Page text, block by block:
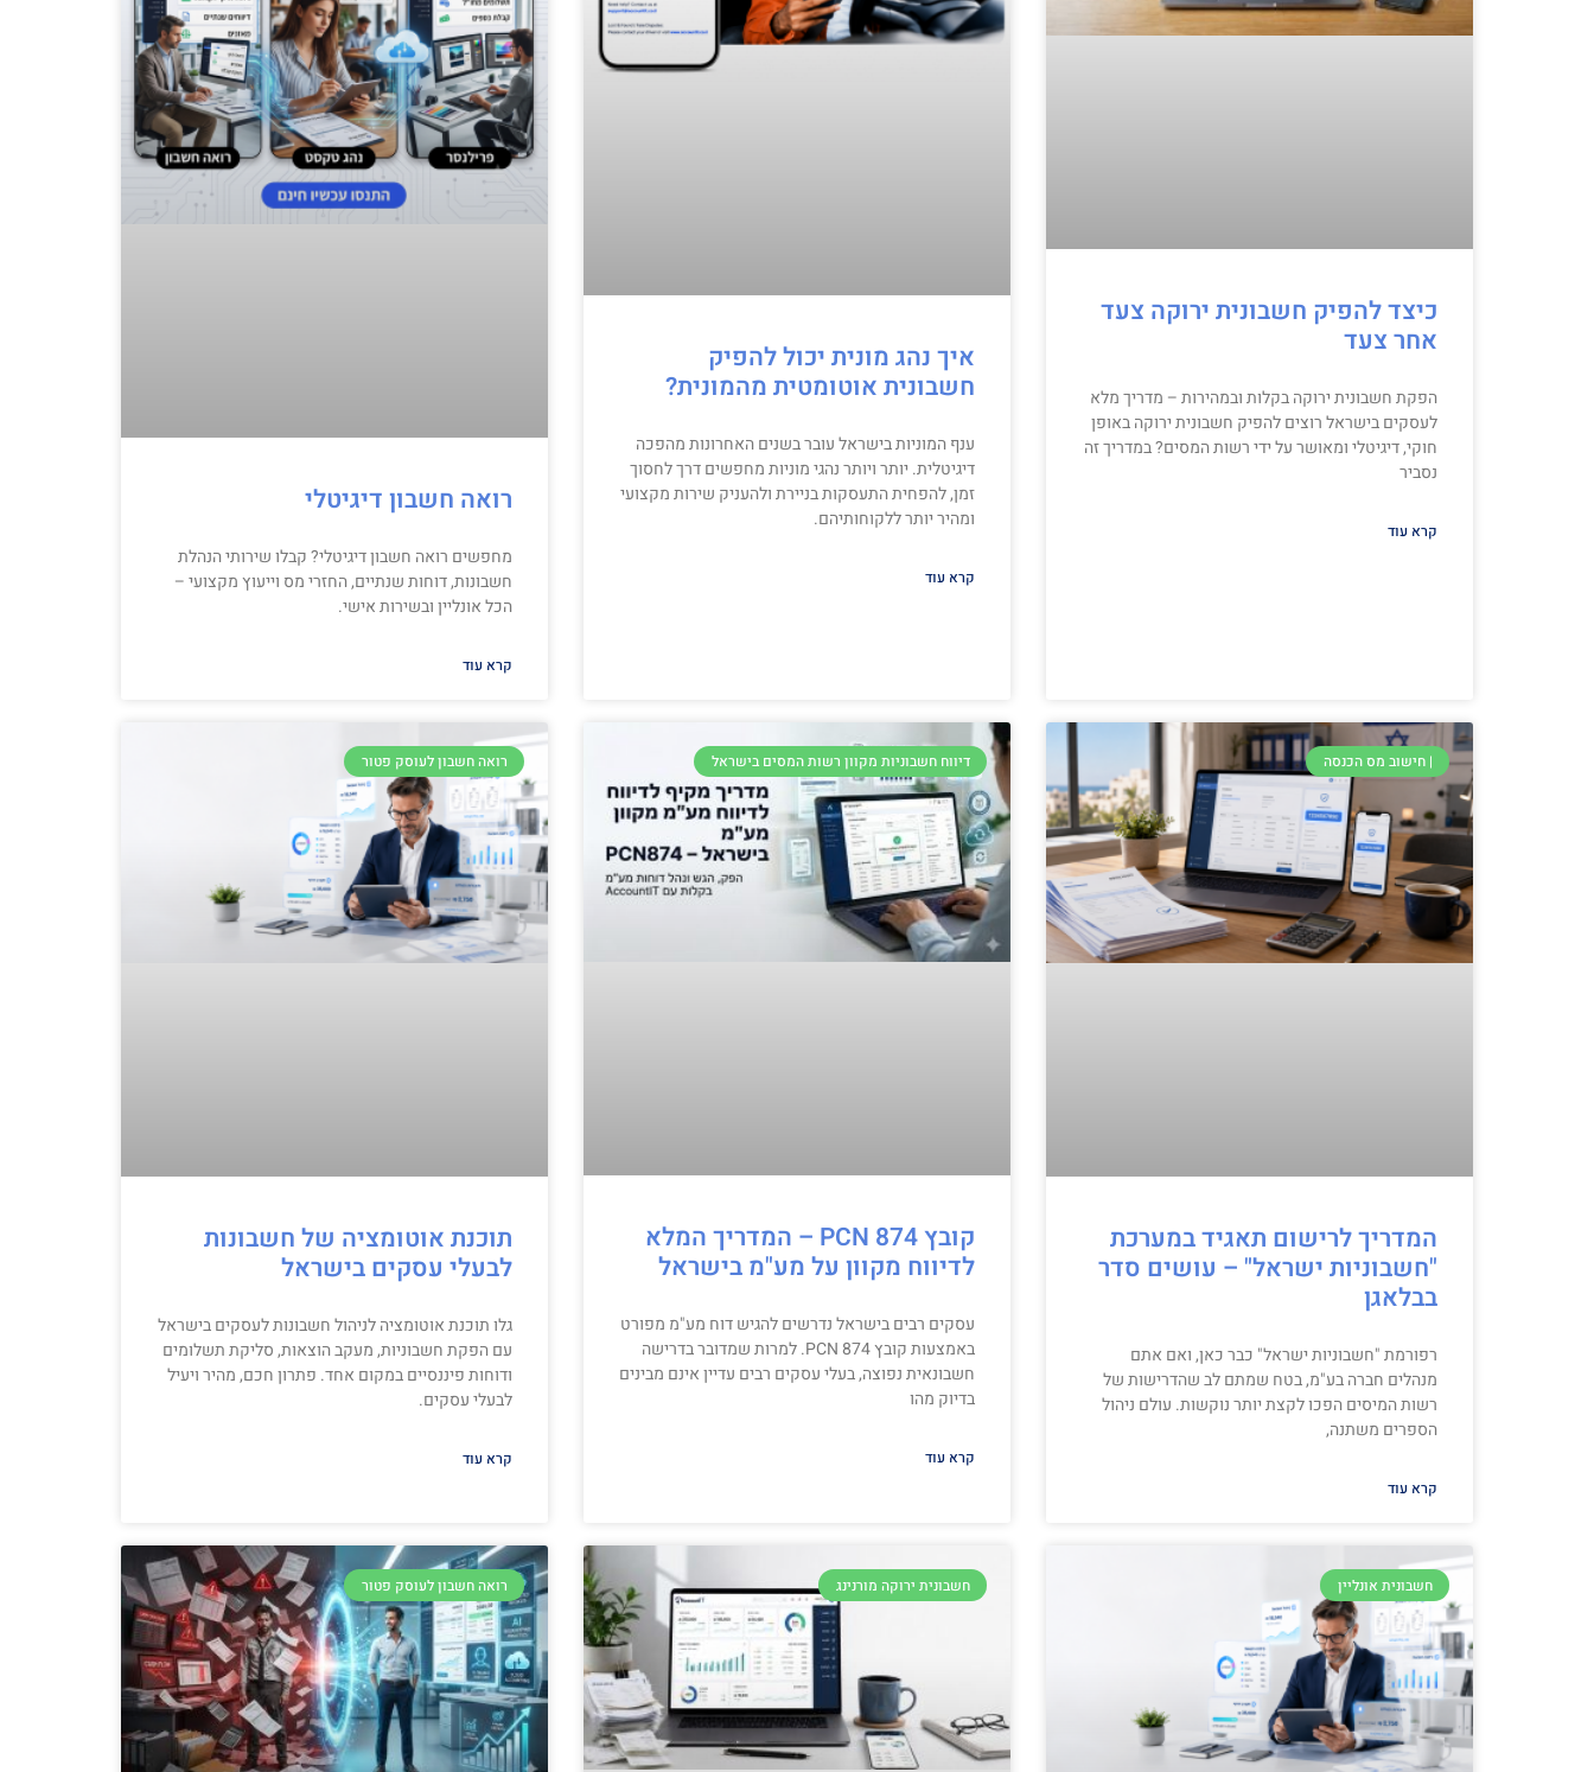
כיצד להפיק חשבונית ירוקה צעד
אחר צעד
הפקת חשבונית ירוקה בקלות ובמהירות – מדריך מלא
לעסקים בישראל רוצים להפיק חשבונית ירוקה באופן
חוקי, דיגיטלי ומאושר על ידי רשות המסים? במדריך זה
נסביר
קרא עוד
איך נהג מונית יכול להפיק
חשבונית אוטומטית מהמונית?
ענף המוניות בישראל עובר בשנים האחרונות מהפכה
דיגיטלית. יותר ויותר נהגי מוניות מחפשים דרך לחסוך
זמן, להפחית התעסקות בניירת ולהעניק שירות מקצועי
ומהיר יותר ללקוחותיהם.
קרא עוד
רואה חשבון דיגיטלי
מחפשים רואה חשבון דיגיטלי? קבלו שירותי הנהלת
חשבונות, דוחות שנתיים, החזרי מס וייעוץ מקצועי –
הכל אונליין ובשירות אישי.
קרא עוד
| חישוב מס הכנסה
המדריך לרישום תאגיד במערכת
"חשבוניות ישראל" – עושים סדר
בבלאגן
רפורמת "חשבוניות ישראל" כבר כאן, ואם אתם
מנהלים חברה בע"מ, בטח שמתם לב שהדרישות של
רשות המיסים הפכו לקצת יותר נוקשות. עולם ניהול
הספרים משתנה,
קרא עוד
דיווח חשבוניות מקוון רשות המסים בישראל
קובץ PCN 874 – המדריך המלא
לדיווח מקוון על מע"מ בישראל
עסקים רבים בישראל נדרשים להגיש דוח מע"מ מפורט
באמצעות קובץ PCN 874. למרות שמדובר בדרישה
חשבונאית נפוצה, בעלי עסקים רבים עדיין אינם מבינים
בדיוק מהו
קרא עוד
רואה חשבון לעוסק פטור
תוכנת אוטומציה של חשבונות
לבעלי עסקים בישראל
גלו תוכנת אוטומציה לניהול חשבונות לעסקים בישראל
עם הפקת חשבוניות, מעקב הוצאות, סליקת תשלומים
ודוחות פיננסיים במקום אחד. פתרון חכם, מהיר ויעיל
לבעלי עסקים.
קרא עוד
חשבונית אונליין חשבונית ירוקה מורנינג רואה חשבון לעוסק פטור